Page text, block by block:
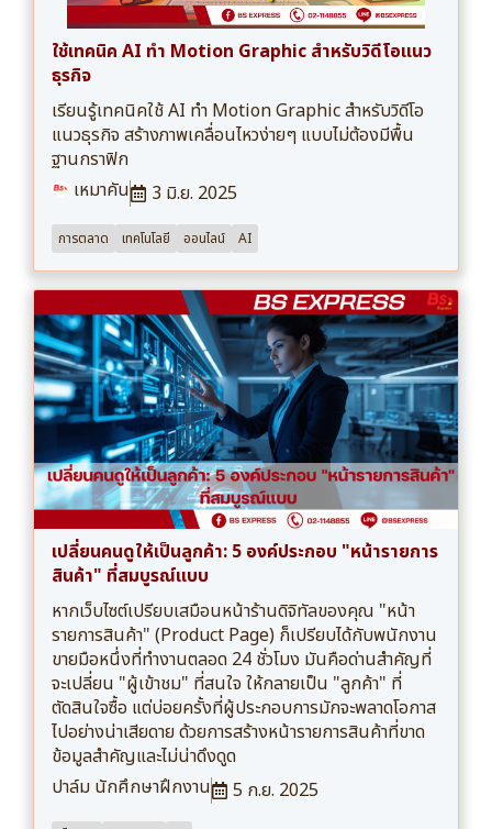
ใช้เทคนิค AI ทำ Motion Graphic สำหรับวิดีโอแนว
ธุรกิจ
เรียนรู้เทคนิคใช้ AI ทำ Motion Graphic สำหรับวิดีโอ
แนวธุรกิจ สร้างภาพเคลื่อนไหวง่ายๆ แบบไม่ต้องมีพื้น
ฐานกราฟิก
เหมาคัน
3 มิ.ย. 2025
การตลาด เทคโนโลยี ออนไลน์ AI
เปลี่ยนคนดูให้เป็นลูกค้า: 5 องค์ประกอบ "หน้ารายการ
สินค้า" ที่สมบูรณ์แบบ
หากเว็บไซต์เปรียบเสมือนหน้าร้านดิจิทัลของคุณ "หน้า
รายการสินค้า" (Product Page) ก็เปรียบได้กับพนักงาน
ขายมือหนึ่งที่ทำงานตลอด 24 ชั่วโมง มันคือด่านสำคัญที่
จะเปลี่ยน "ผู้เข้าชม" ที่สนใจ ให้กลายเป็น "ลูกค้า" ที่
ตัดสินใจซื้อ แต่บ่อยครั้งที่ผู้ประกอบการมักจะพลาดโอกาส
ไปอย่างน่าเสียดาย ด้วยการสร้างหน้ารายการสินค้าที่ขาด
ข้อมูลสำคัญและไม่น่าดึงดูด
ปาล์ม นักศึกษาฝึกงาน
5 ก.ย. 2025